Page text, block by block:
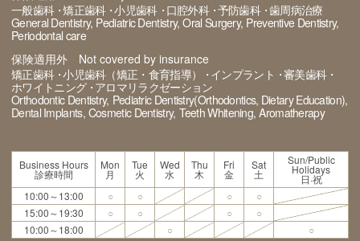
一般歯科 矯正歯科 小児歯科 口腔外科 予防歯科 歯周病治療
General Dentistry Pediatric Dentistry Oral Surgery Preventive Dentistry
Periodontal care
保険適用外 Not covered by insurance
矯正歯科 小児歯科（矯正・食育指導） インプラント
審美歯科
ホワイトニング アロマリラクゼーション
Orthodontic Dentistry Pediatric Dentistry(Orthodontics, Dietary Education)
Dental Implants Cosmetic Dentistry Teeth Whitening Aromatherapy
Business Hours
診療時間
Mon
月
Tue
火
Wed
水
Thu
木
Fri
金
Sat
土
Sun/Public
Holidays
日·祝
10:00～13:00
○ ○ ○
○
15:00～19:30
○ ○ ○
○
10:00～18:00
○ ○